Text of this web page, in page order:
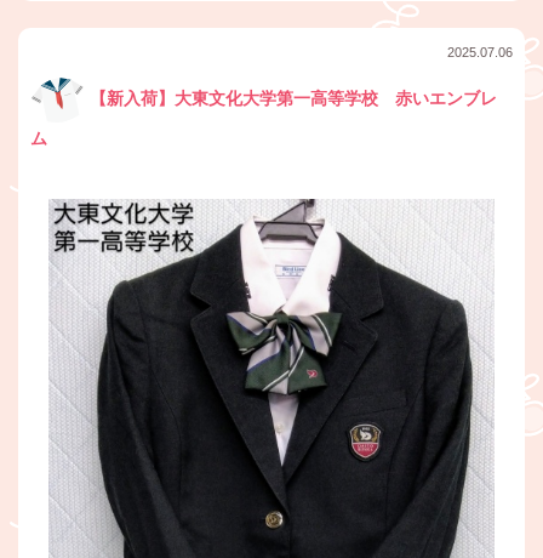
2025.07.06
【新入荷】大東文化大学第一高等学校 赤いエンブレ
ム